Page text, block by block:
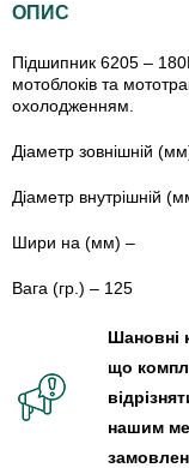
ОПИС
Підшипник 6205 –
мотоблоків та
охолодженням.
Діаметр зовнішній
Діаметр внутрішній
Шири на (мм) –
Вага (гр.) – 125
Шановні
що
нашим